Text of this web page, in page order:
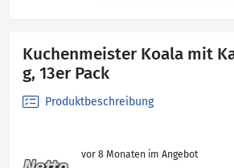
Kuchenmeister Koala mit
g, 13er Pack
Produktbeschreibung
vor 8 Monaten im Angebot